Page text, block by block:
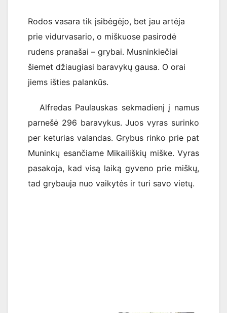
Rodos vasara tik įsibėgėjo, bet jau artėja
prie vidurvasario, o miškuose pasirodė
rudens pranašai – grybai. Musninkiečiai
šiemet džiaugiasi baravykų gausa. O orai
jiems išties palankūs.
Alfredas Paulauskas sekmadienį į namus
parnešė 296 baravykus. Juos vyras surinko
per keturias valandas. Grybus rinko prie pat
Muninkų esančiame Mikailiškių miške. Vyras
pasakoja, kad visą laiką gyveno prie miškų,
tad grybauja nuo vaikytės ir turi savo vietų.